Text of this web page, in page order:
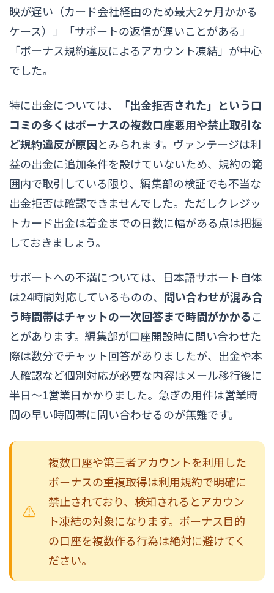
映が遅い（カード会社経由のため最大2ヶ月かかる
ケース）」「サポートの返信が遅いことがある」
「ボーナス規約違反によるアカウント凍結」が中心
でした。
特に出金については、
「出金拒否された」という口
コミの多くはボーナスの複数口座悪用や禁止取引な
ど規約違反が原因とみられます。ヴァンテージは利
益の出金に追加条件を設けていないため、規約の範
囲内で取引している限り、編集部の検証でも不当な
出金拒否は確認できませんでした。ただしクレジッ
トカード出金は着金までの日数に幅がある点は把握
しておきましょう。
サポートへの不満については、日本語サポート自体
は24時間対応しているものの、 問い合わせが混み合
う時間帯はチャットの一次回答まで時間がかかるこ
とがあります。編集部が口座開設時に問い合わせた
際は数分でチャット回答がありましたが、出金や本
人確認など個別対応が必要な内容はメール移行後に
半日〜1営業日かかりました。急ぎの用件は営業時
間の早い時間帯に問い合わせるのが無難です。
複数口座や第三者アカウントを利用した
ボーナスの重複取得は利用規約で明確に
禁止されており、検知されるとアカウン
ト凍結の対象になります。ボーナス目的
の口座を複数作る行為は絶対に避けてく
ださい。